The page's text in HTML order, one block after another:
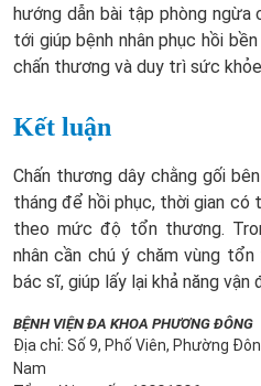
hướng dẫn bài tập phòng ngừa
tới giúp bệnh nhân phục hồi
chấn thương và duy trì sức
Kết luận
Chấn thương dây chằng gối
tháng để hồi phục, thời gian có
theo mức độ tổn thương.
nhân cần chú ý chăm vùng
bác sĩ, giúp lấy lại khả năng vận
BỆNH VIỆN ĐA KHOA PHƯƠNG ĐÔNG
Địa chỉ: Số 9, Phố Viên, Phường
Nam